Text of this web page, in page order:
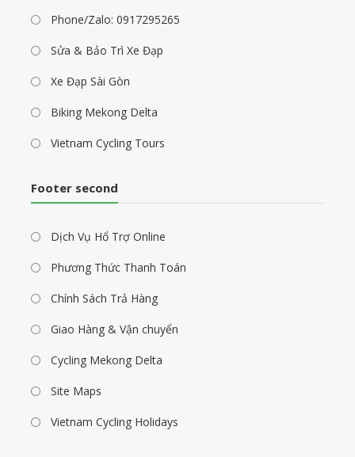
Phone/Zalo: 0917295265
Sửa & Bảo Trì Xe Đạp
Xe Đạp Sài Gòn
Biking Mekong Delta
Vietnam Cycling Tours
Footer second
Dịch Vụ Hổ Trợ Online
Phương Thức Thanh Toán
Chính Sách Trả Hàng
Giao Hàng & Vận chuyển
Cycling Mekong Delta
Site Maps
Vietnam Cycling Holidays